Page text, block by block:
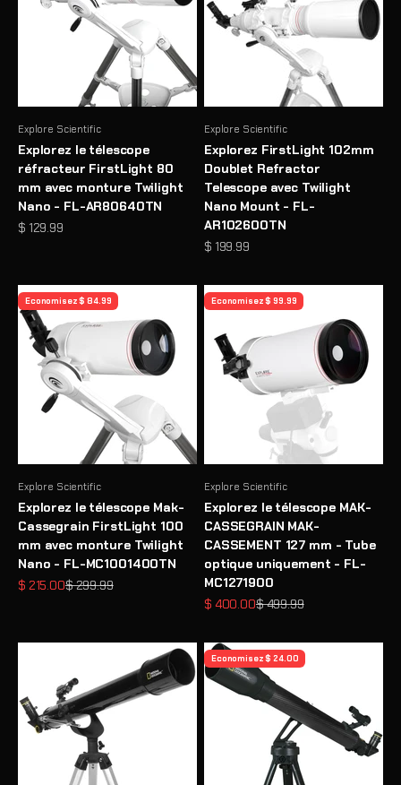
Explore Scientific
Explorez le télescope
réfracteur FirstLight 80
mm avec monture Twilight
Nano - FL-AR80640TN
Prix de vente
$ 129.99
Explore Scientific
Explorez FirstLight 102mm
Doublet Refractor
Telescope avec Twilight
Nano Mount - FL-
AR102600TN
Prix de vente
$ 199.99
Economisez $ 84.99
Explore Scientific
Explorez le télescope Mak-
Cassegrain FirstLight 100
mm avec monture Twilight
Nano - FL-MC1001400TN
Prix de vente
$ 215.00Prix normal
$ 299.99
Economisez $ 99.99
Explore Scientific
Explorez le télescope MAK-
CASSEGRAIN MAK-
CASSEMENT 127 mm - Tube
optique uniquement - FL-
MC1271900
Prix de vente
$ 400.00Prix normal
$ 499.99
Economisez $ 24.00